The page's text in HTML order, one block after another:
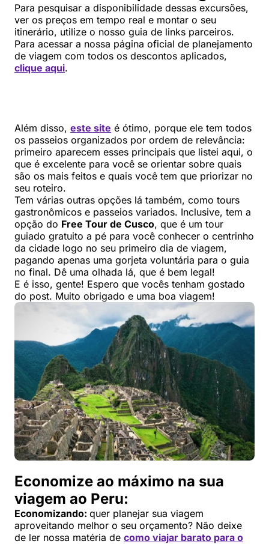
Para pesquisar a disponibilidade dessas excursões,
ver os preços em tempo real e montar o seu
itinerário, utilize o nosso guia de links parceiros.
Para acessar a nossa página oficial de planejamento
de viagem com todos os descontos aplicados,
clique aqui.
Além disso, este site é ótimo, porque ele tem todos
os passeios organizados por ordem de relevância:
primeiro aparecem esses principais que listei aqui, o
que é excelente para você se orientar sobre quais
são os mais feitos e quais você tem que priorizar no
seu roteiro.
Tem várias outras opções lá também, como tours
gastronômicos e passeios variados. Inclusive, tem a
opção do Free Tour de Cusco, que é um tour
guiado gratuito a pé para você conhecer o centrinho
da cidade logo no seu primeiro dia de viagem,
pagando apenas uma gorjeta voluntária para o guia
no final. Dê uma olhada lá, que é bem legal!
E é isso, gente! Espero que vocês tenham gostado
do post. Muito obrigado e uma boa viagem!
Economize ao máximo na sua
viagem ao Peru:
Economizando: quer planejar sua viagem
aproveitando melhor o seu orçamento? Não deixe
de ler nossa matéria de como viajar barato para o